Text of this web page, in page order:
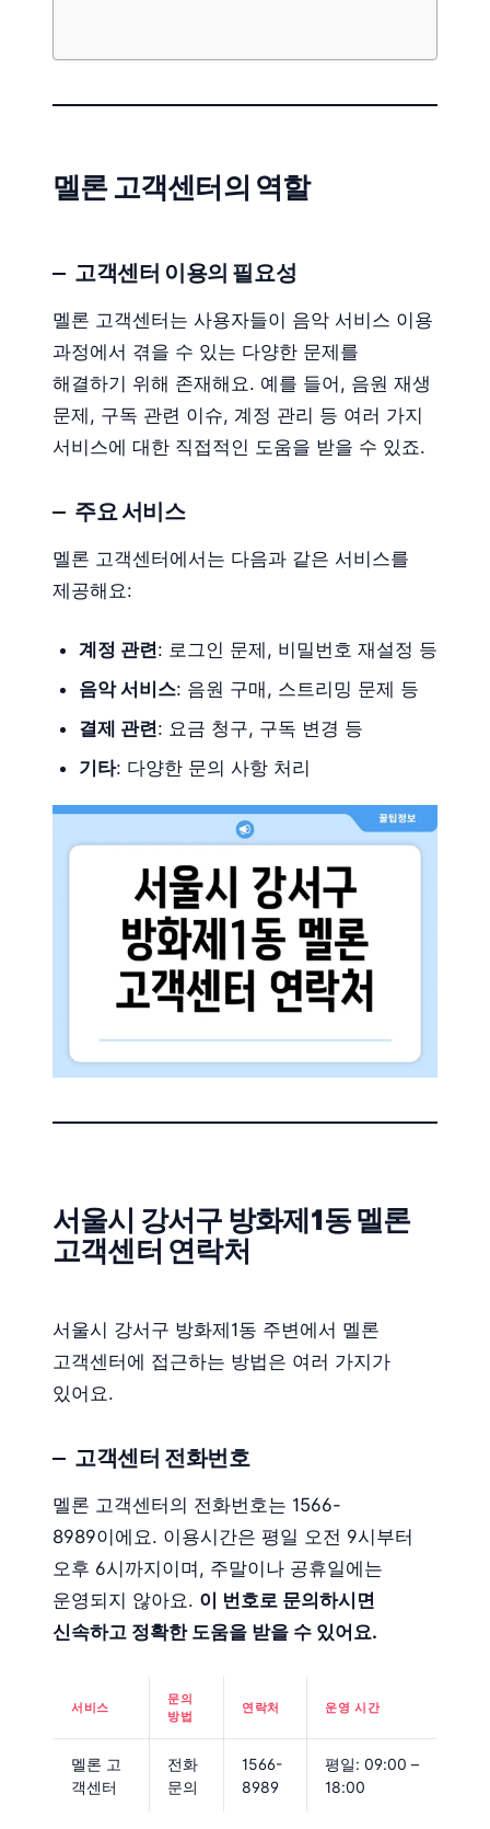
멜론 고객센터의 역할
고객센터 이용의 필요성
멜론 고객센터는 사용자들이 음악 서비스 이용
과정에서 겪을 수 있는 다양한 문제를
해결하기 위해 존재해요. 예를 들어, 음원 재생
문제, 구독 관련 이슈, 계정 관리 등 여러 가지
서비스에 대한 직접적인 도움을 받을 수 있죠.
주요 서비스
멜론 고객센터에서는 다음과 같은 서비스를
제공해요:
계정 관련: 로그인 문제, 비밀번호 재설정 등
음악 서비스: 음원 구매, 스트리밍 문제 등
결제 관련: 요금 청구, 구독 변경 등
기타: 다양한 문의 사항 처리
서울시 강서구 방화제1동 멜론
고객센터 연락처
서울시 강서구 방화제1동 주변에서 멜론
고객센터에 접근하는 방법은 여러 가지가
있어요.
고객센터 전화번호
멜론 고객센터의 전화번호는 1566-
8989이에요. 이용시간은 평일 오전 9시부터
오후 6시까지이며, 주말이나 공휴일에는
운영되지 않아요. 이 번호로 문의하시면
신속하고 정확한 도움을 받을 수 있어요.
서비스
문의
방법
연락처 운영 시간
멜론 고
객센터
전화
문의
1566-
8989
평일: 09:00 –
18:00